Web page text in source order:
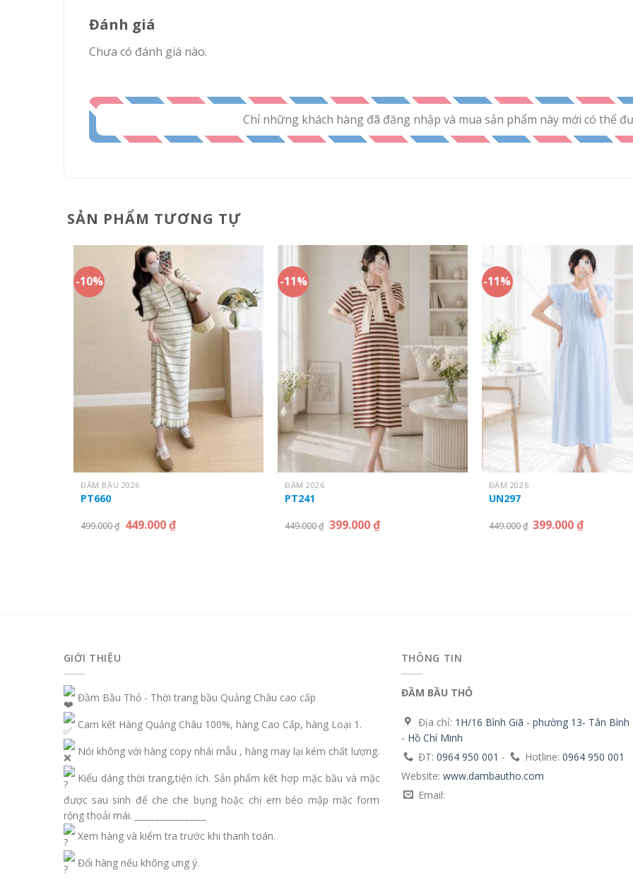
Đánh giá
Chưa có đánh giá nào.
Chỉ những khách hàng đã đăng nhập và mua sản phẩm này mới có thể
SẢN PHẨM TƯƠNG TỰ
-10%
ĐẦM BẦU 2026
PT660
499.000₫ 449.000₫
-11%
ĐẦM 2026
PT241
449.000₫ 399.000₫
-11%
ĐẦM 2026
UN297
449.000₫ 399.000₫
GIỚI THIỆU
Đầm Bầu Thỏ - Thời trang bầu Quảng Châu cao cấp
Cam kết Hàng Quảng Châu 100%, hàng Cao Cấp, hàng Loại 1.
Nói không với hàng copy nhái mẫu , hàng may lại kém chất lượng.
Kiểu dáng thời trang,tiện ích. Sản phẩm kết hợp mặc bầu và mặc
được sau sinh để che che bụng hoặc chị em béo mập mặc form
rộng thoải mái.
Xem hàng và kiểm tra trước khi thanh toán.
Đổi hàng nếu không ưng ý.
THÔNG TIN
ĐẦM BẦU THỎ
Địa chỉ: 1H/16 Bình Giã - phường 13- Tân Bình
- Hồ Chí Minh
ĐT: 0964 950 001 - Hotline: 0964 950 001
Website: www.dambautho.com
Email: